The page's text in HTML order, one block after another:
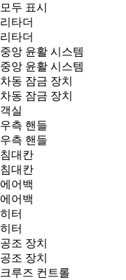
모두 표시
리타더
리타더
중앙 윤활 시스템
중앙 윤활 시스템
차동 잠금 장치
차동 잠금 장치
객실
우측 핸들
우측 핸들
침대칸
침대칸
에어백
에어백
히터
히터
공조 장치
공조 장치
크루즈 컨트롤